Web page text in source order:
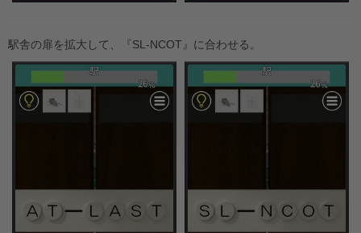
駅舎の扉を拡大して、『SL-NCOT』に合わせる。